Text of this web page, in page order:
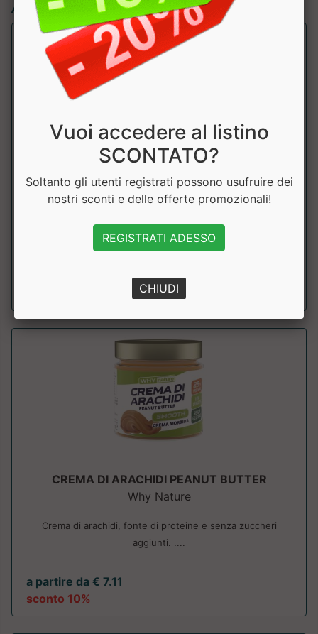
Articoli simili:
Pronutrition
nocciola. prodotto scontato....
CREMA DI ARACHIDI PEANUT BUTTER
Why Nature
Crema di arachidi, fonte di proteine e senza zuccheri
aggiunti. ....
a partire da € 7.11
sconto 10%
Vuoi accedere al listino
SCONTATO?
Soltanto gli utenti registrati possono usufruire dei
nostri sconti e delle offerte promozionali!
REGISTRATI ADESSO
CHIUDI